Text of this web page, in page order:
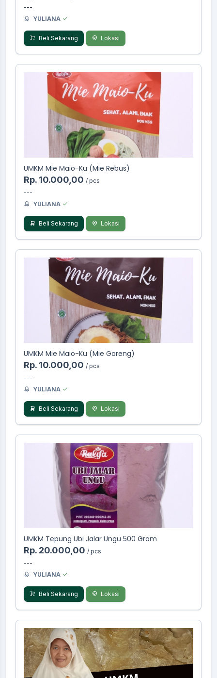
---
YULIANA
Beli Sekarang Lokasi
UMKM Mie Maio-Ku (Mie Rebus)
Rp. 10.000,00 / pcs
---
YULIANA
Beli Sekarang Lokasi
UMKM Mie Maio-Ku (Mie Goreng)
Rp. 10.000,00 / pcs
---
YULIANA
Beli Sekarang Lokasi
UMKM Tepung Ubi Jalar Ungu 500 Gram
Rp. 20.000,00 / pcs
---
YULIANA
Beli Sekarang Lokasi